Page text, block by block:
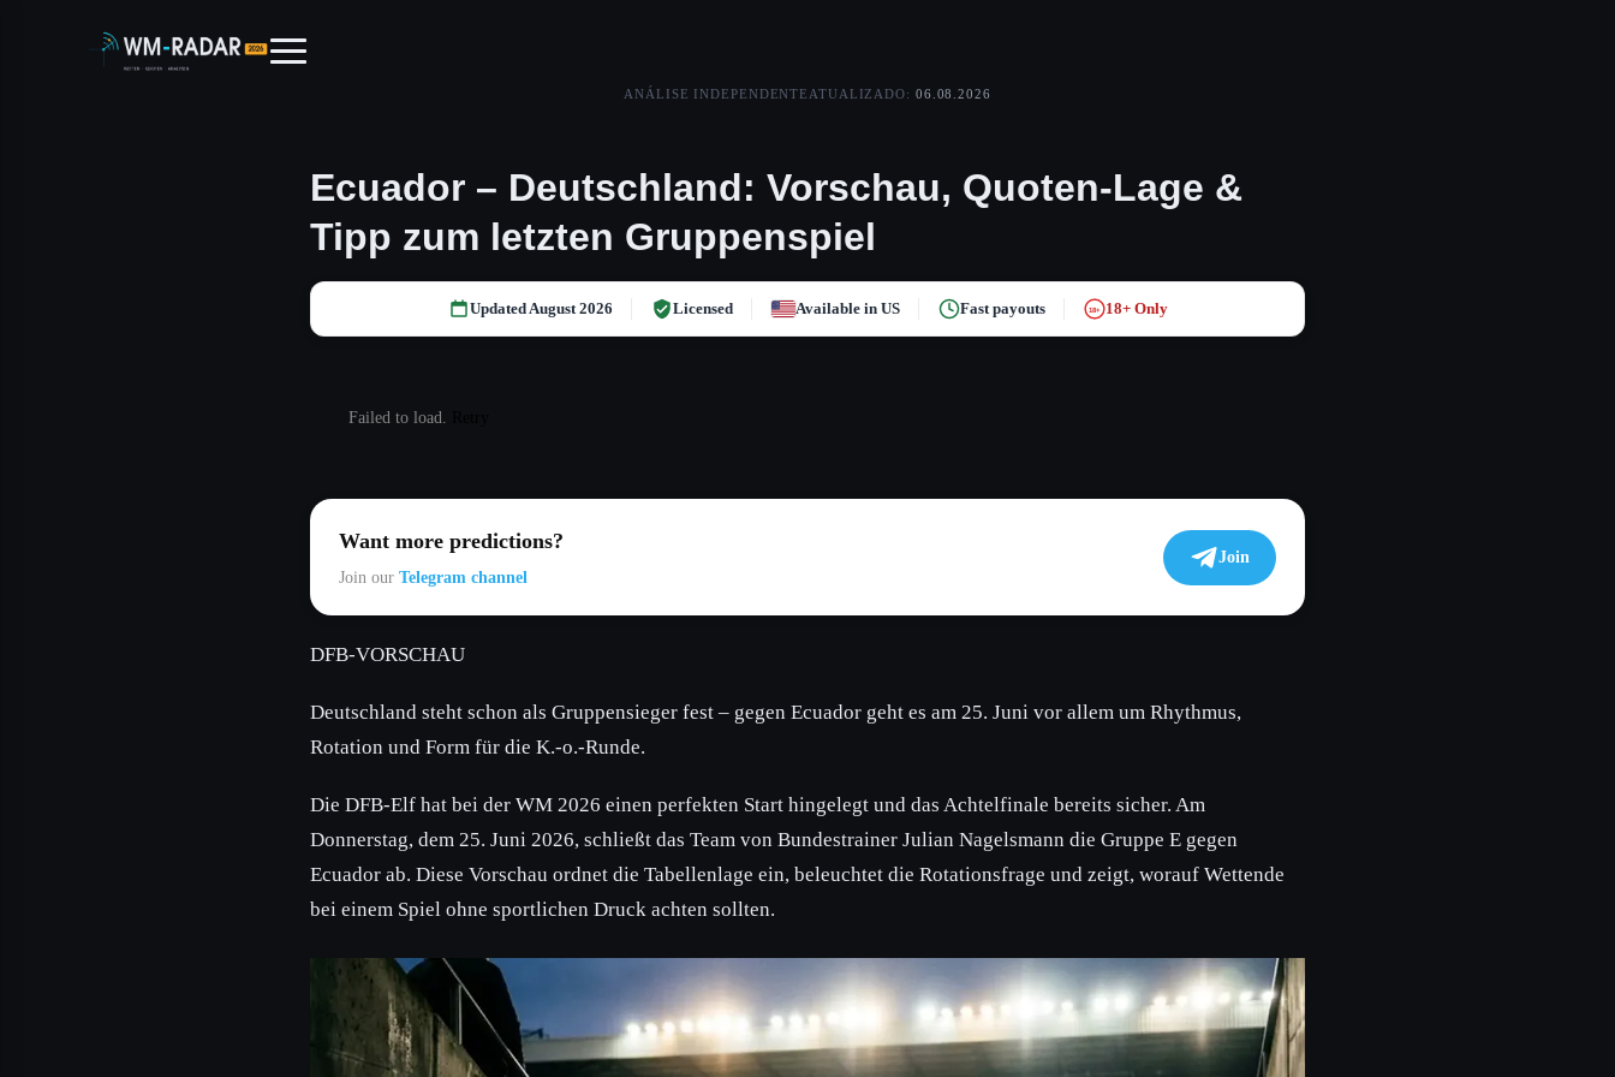
ANÁLISE INDEPENDENTE ATUALIZADO: 06.08.2026
Ecuador – Deutschland: Vorschau, Quoten-Lage &
Tipp zum letzten Gruppenspiel
Updated August 2026 Licensed Available in US Fast payouts 18+ 18+ Only
Failed to load.
Want more predictions?
Join our Telegram channel
Join
DFB-VORSCHAU
Deutschland steht schon als Gruppensieger fest – gegen Ecuador geht es am 25. Juni vor allem um Rhythmus,
Rotation und Form für die K.-o.-Runde.
Die DFB-Elf hat bei der WM 2026 einen perfekten Start hingelegt und das Achtelfinale bereits sicher. Am
Donnerstag, dem 25. Juni 2026, schließt das Team von Bundestrainer Julian Nagelsmann die Gruppe E gegen
Ecuador ab. Diese Vorschau ordnet die Tabellenlage ein, beleuchtet die Rotationsfrage und zeigt, worauf Wettende
bei einem Spiel ohne sportlichen Druck achten sollten.